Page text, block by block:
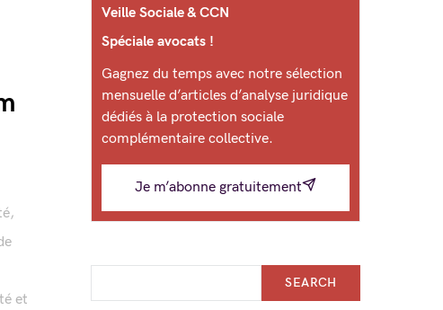
et
Veille Sociale & CCN
Spéciale avocats !
Gagnez du temps avec notre sélection
mensuelle d’articles d’analyse juridique
dédiés à la protection sociale
complémentaire collective.
Je m’abonne gratuitement
SEARCH